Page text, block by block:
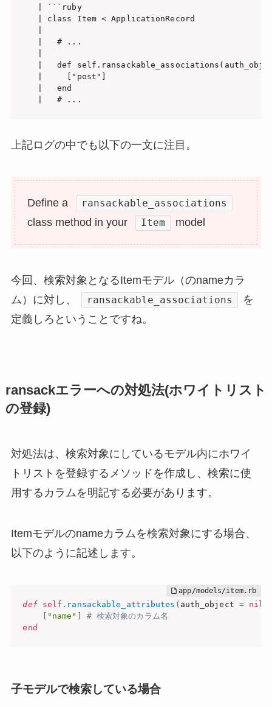
   | ```ruby
   | class Item < ApplicationRecord
   |   # ...
|   def
   |     ["post"]
   |   end
上記ログの中でも以下の一文に注目。
Define a ransackable_associations
class method in your Item model
今回、検索対象となるItemモデル（のnameカラ
ム）に対し、
ransackable_associations
を
定義しろということですね。
ransackエラーへの対処法(ホワイトリスト
の登録)
対処法は、検索対象にしているモデル内にホワイ
トリストを登録するメソッドを作成し、検索に使
用するカラムを明記する必要があります。
Itemモデルのnameカラムを検索対象にする場合、
以下のように記述します。
def self . ransackable_attributes ( auth_object = nil
"name"
# 検索対象のカラム名
end
子モデルで検索している場合